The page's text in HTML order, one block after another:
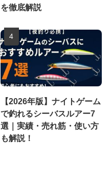
を徹底解説
【2026年版】ナイトゲーム
で釣れるシーバスルアー7
選｜実績・売れ筋・使い方
も解説！